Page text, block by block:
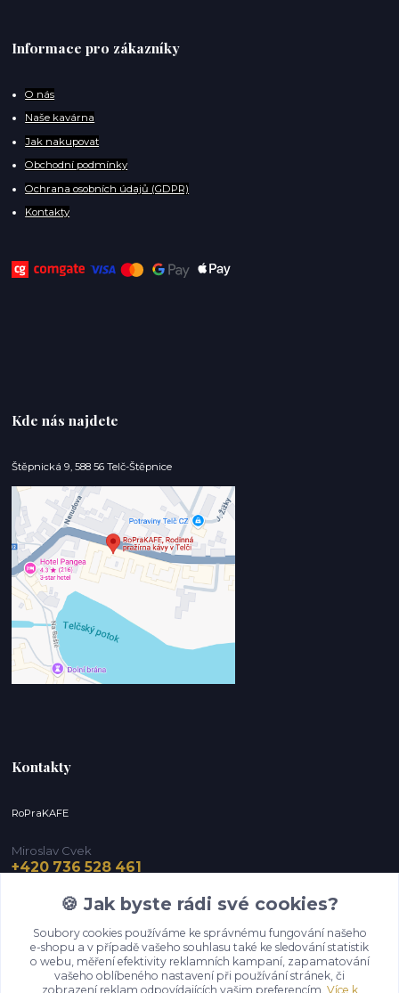
Informace pro zákazníky
O nás
Naše kavárna
Jak nakupovat
Obchodní podmínky
Ochrana osobních údajů (GDPR)
Kontakty
Kde nás najdete
Štěpnická 9, 588 56 Telč-Štěpnice
Kontakty
RoPraKAFE
Miroslav Cvek
+420 736 528 461
info@roprakafe.cz
🍪 Jak byste rádi své cookies?
Soubory cookies používáme ke správnému fungování našeho
e-shopu a v případě vašeho souhlasu také ke sledování statistik
o webu, měření efektivity reklamních kampaní, zapamatování
vašeho oblíbeného nastavení při používání stránek, či
zobrazení reklam odpovídajících vašim preferencím. Více k